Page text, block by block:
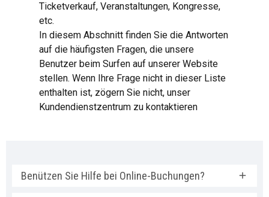
Ticketverkauf, Veranstaltungen, Kongresse,
etc.
In diesem Abschnitt finden Sie die Antworten
auf die häufigsten Fragen, die unsere
Benutzer beim Surfen auf unserer Website
stellen. Wenn Ihre Frage nicht in dieser Liste
enthalten ist, zögern Sie nicht, unser
Kundendienstzentrum zu kontaktieren
Benützen Sie Hilfe bei Online-Buchungen?